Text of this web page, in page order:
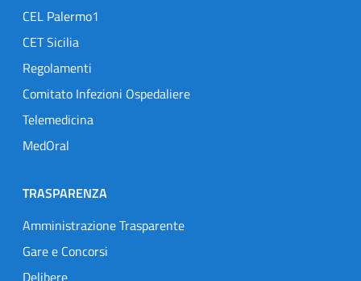
CEL Palermo1
CET Sicilia
Regolamenti
Comitato Infezioni Ospedaliere
Telemedicina
MedOral
TRASPARENZA
Amministrazione Trasparente
Gare e Concorsi
Delibere